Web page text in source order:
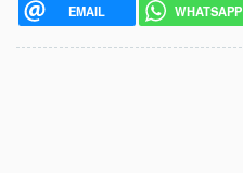
EMAIL
WHATSAPP